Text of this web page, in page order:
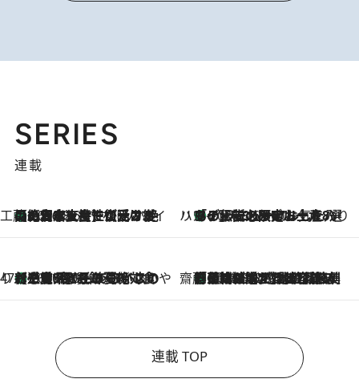
SERIES
連載
工藤まやのおもてなしハワイ
2026.8.6
【ハワイ土産】ローカルの絶大な支持で復活！ 絶品の幻クッキー《元ファンの日本人女性が受け継いだ名店》 ハワイ賢者 リサのお気に入りリスト2026.8.6
あの伝説の限定トートも！ リニューアルした「ディーン＆デルーカ ハワイ」で必須のお土産8選
47都道府県の手みやげ ひんやりスイーツで夏を満喫
2026.8.6
【三重県】この夏絶対食べたい 冷やしておいしいおやつ3選 お餅×アイスの新感覚スイーツ 齋藤 薫 美容脳ルネサンス
2026.8.6
「荷物が増えるほど旅ストレスは増す」美容ジャーナリストがたどり着いた最終結論。“化粧品を劇的に減らす”感動の凝縮美容とは
連載 TOP